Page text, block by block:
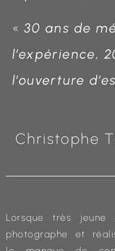
« 30 ans de
l’expérience,
l’ouverture
Christophe
Lorsque très
photographe et